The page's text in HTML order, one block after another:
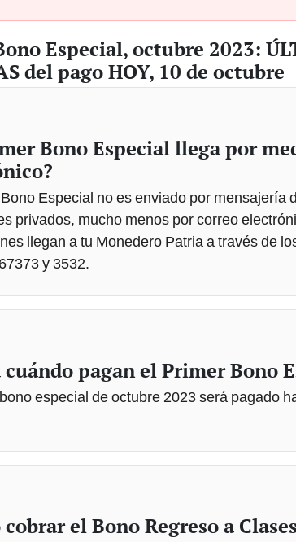
Especial, octubre 2023:
del pago HOY, 10 de octubre
Bono Especial llega por
Especial no es enviado por mensajería
privados, mucho menos por correo
llegan a tu Monedero Patria a través de
y 3532.
cuándo pagan el Primer Bono
especial de octubre 2023 será pagado
cobrar el Bono Regreso a